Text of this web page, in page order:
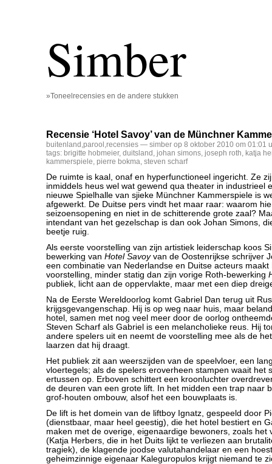
Simber
»Toneelrecensies en de andere stukken
Recensie ‘Hotel Savoy’ van de Münchner
buitenland ,parool ,recensies — simber op 8 oktober 2010 om 01:01
tags: brigitte hobmeier, duitsland , johan simons, joseph roth, katja
kammerspiele, pierre bokma, steven scharf
De ruimte is kaal, onaf en hyperfunctioneel ingericht. Ze
inmiddels heus wel wat gewend qua theater in industrieel
nieuwe Spielhalle van sjieke Münchner Kammerspiele is
afgewerkt. De Duitse pers vindt het maar raar: waarom
seizoensopening en niet in de schitterende grote zaal?
intendant van het gezelschap is dan ook Johan Simons,
beetje ruig.
Als eerste voorstelling van zijn artistiek leiderschap koos
bewerking van Hotel Savoyvan de Oostenrijkse schrijver
een combinatie van Nederlandse en Duitse acteurs maakt
voorstelling, minder statig dan zijn vorige Roth-bewerking
publiek, licht aan de oppervlakte, maar met een diep
Na de Eerste Wereldoorlog komt Gabriel Dan terug uit
krijgsgevangenschap. Hij is op weg naar huis, maar
hotel, samen met nog veel meer door de oorlog
Steven Scharf als Gabriel is een melancholieke reus. Hij
andere spelers uit en neemt de voorstelling mee als de
laarzen dat hij draagt.
Het publiek zit aan weerszijden van de speelvloer, een
vloertegels; als de spelers eroverheen stampen waait het
ertussen op. Erboven schittert een kroonluchter
de deuren van een grote lift. In het midden een trap naar
grof-houten ombouw, alsof het een bouwplaats is.
De lift is het domein van de liftboy Ignatz, gespeeld door
(dienstbaar, maar heel geestig), die het hotel bestiert en
maken met de overige, eigenaardige bewoners, zoals het
(Katja Herbers, die in het Duits lijkt te verliezen aan
tragiek), de klagende joodse valutahandelaar en een
geheimzinnige eigenaar Kaleguropulos krijgt niemand te